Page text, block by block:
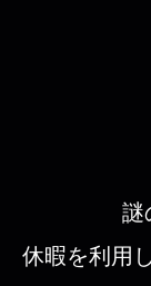
謎
休暇を利用